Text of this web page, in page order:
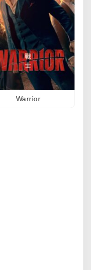
Warrior